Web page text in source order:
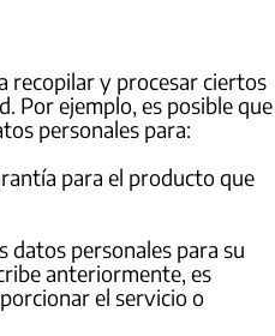
recopilar y procesar ciertos
Por ejemplo, es posible que
personales para:
para el producto que
datos personales para su
anteriormente, es
el servicio o